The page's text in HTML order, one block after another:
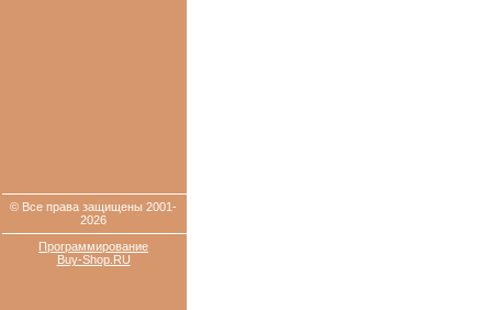
© Все права защищены 2001-
2026
Программирование
Buy-Shop.RU